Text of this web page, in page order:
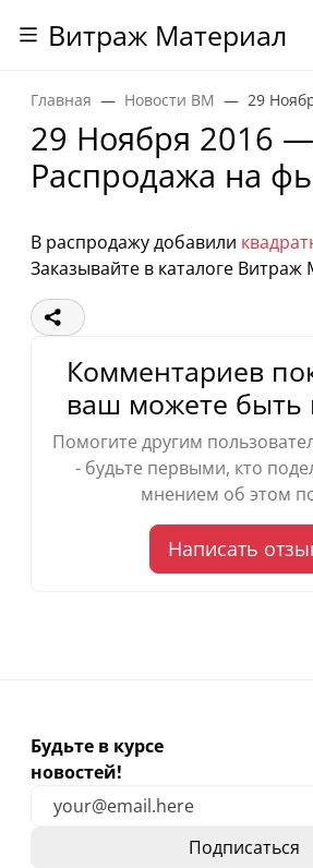
Витраж Материал
Главная Новости ВМ 29
29 Ноября 2016 —
Распродажа на
В распродажу добавили
Заказывайте в каталоге Витраж
Комментариев
ваш можете быть
Помогите другим
- будьте первыми, кто
мнением об этом
Написать
Будьте в курсе
новостей!